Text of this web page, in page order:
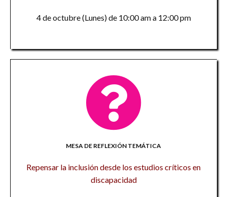
4 de octubre (Lunes) de 10:00 am a 12:00 pm
MESA DE REFLEXIÓN TEMÁTICA
Repensar la inclusión desde los estudios críticos en
discapacidad